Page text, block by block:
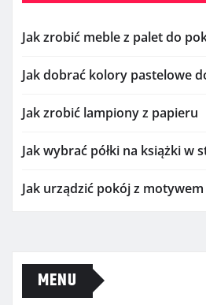
Jak zrobić meble z palet do
Jak dobrać kolory pastelowe
Jak zrobić lampiony z papieru
Jak wybrać półki na książki w
Jak urządzić pokój z
MENU